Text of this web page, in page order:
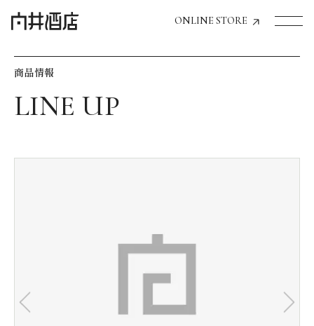
ONLINE STORE
飲食店経営のお客様
お気に入り機能の活用方法
商品情報